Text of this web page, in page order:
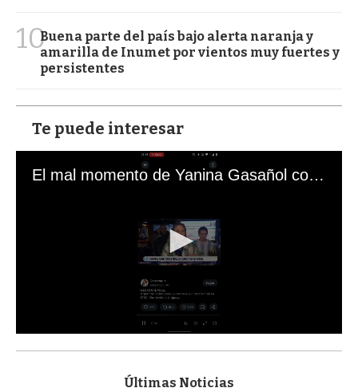
10Buena parte del país bajo alerta naranja y
amarilla de Inumet por vientos muy fuertes y
persistentes
Te puede interesar
El mal momento de Yanina Gasañol con un hincha argentino en "Subrayado"
s
Últimas Noticias